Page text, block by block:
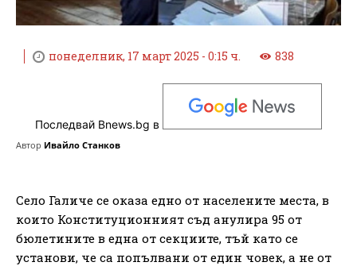
понеделник, 17 март 2025 - 0:15 ч. 838
Последвай Bnews.bg в
Автор Ивайло Станков
Село Галиче се оказа едно от населените места, в
които Конституционният съд анулира 95 от
бюлетините в една от секциите, тъй като се
установи, че са попълвани от един човек, а не от